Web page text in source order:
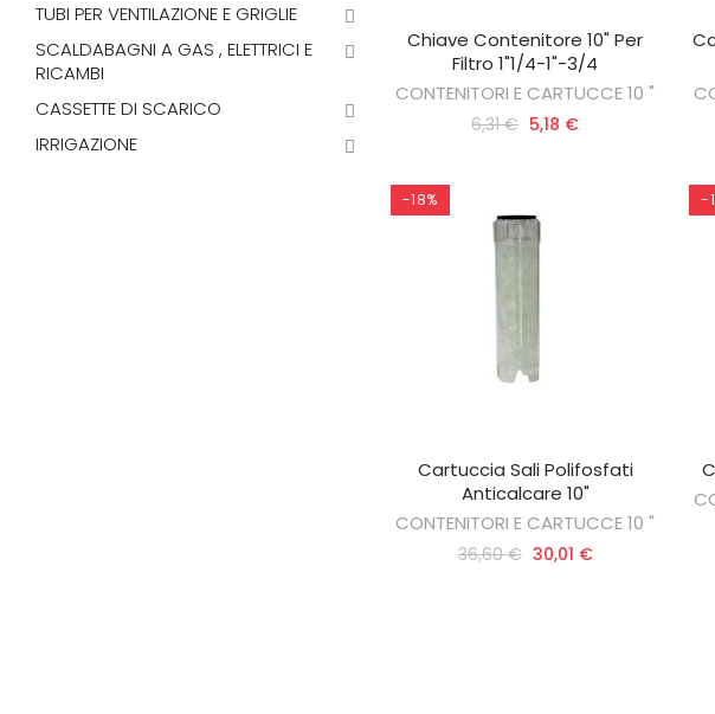
AGGIUNGI AL CARRELLO
Chiave Contenitore 10" Per
Filtro 1"1/4-1"-3/4
CONTENITORI E CARTUCCE 10 "
6,31 € 5,18 €
-18%
AGGIUNGI AL CARRELLO
Cartuccia Sali Polifosfati
Anticalcare 10"
CONTENITORI E CARTUCCE 10 "
36,60 € 30,01 €
-
TUBI PER VENTILAZIONE E GRIGLIE
SCALDABAGNI A GAS , ELETTRICI E
RICAMBI
CASSETTE DI SCARICO
IRRIGAZIONE